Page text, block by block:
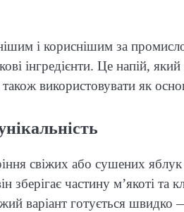
і кориснішим за
інгредієнти. Це напій,
використовувати як
свіжих або сушених яблук
зберігає частину м’якоті та
варіант готується